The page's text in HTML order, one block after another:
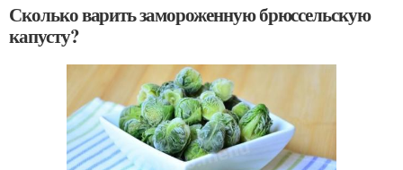
Сколько варить замороженную брюссельскую
капусту?